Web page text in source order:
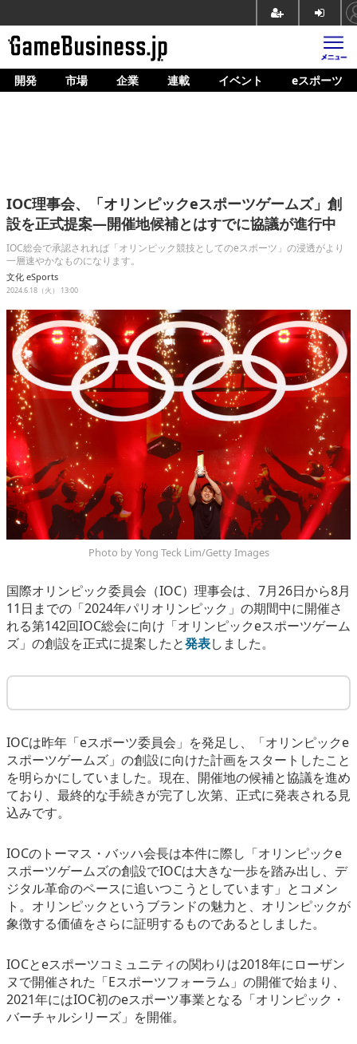
ホーム
企業動向
人材育成
産業政策
連載
イベント/セミナー
eスポーツ
開発 市場 企業 連載 イベント eスポーツ
IOC理事会、「オリンピックeスポーツゲームズ」創
設を正式提案―開催地候補とはすでに協議が進行中
IOC総会で承認されれば「オリンピック競技としてのeスポーツ」の浸透がより
一層速やかなものになります。
文化 eSports
2024.6.18（火） 13:00
Photo by Yong Teck Lim/Getty Images
国際オリンピック委員会（IOC）理事会は、7月26日から8月
11日までの「2024年パリオリンピック」の期間中に開催さ
れる第142回IOC総会に向け「オリンピックeスポーツゲーム
ズ」の創設を正式に提案したと発表しました。
IOCは昨年「eスポーツ委員会」を発足し、「オリンピックe
スポーツゲームズ」の創設に向けた計画をスタートしたこと
を明らかにしていました。現在、開催地の候補と協議を進め
ており、最終的な手続きが完了し次第、正式に発表される見
込みです。
IOCのトーマス・バッハ会長は本件に際し「オリンピックe
スポーツゲームズの創設でIOCは大きな一歩を踏み出し、デ
ジタル革命のペースに追いつこうとしています」とコメン
ト。オリンピックというブランドの魅力と、オリンピックが
象徴する価値をさらに証明するものであるとしました。
IOCとeスポーツコミュニティの関わりは2018年にローザン
ヌで開催された「Eスポーツフォーラム」の開催で始まり、
2021年にはIOC初のeスポーツ事業となる「オリンピック・
バーチャルシリーズ」を開催。